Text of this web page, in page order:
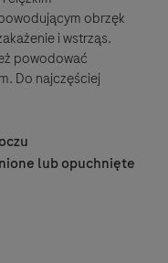
obrzęk
i wstrząs.
powodować
Do najczęściej
lub opuchnięte